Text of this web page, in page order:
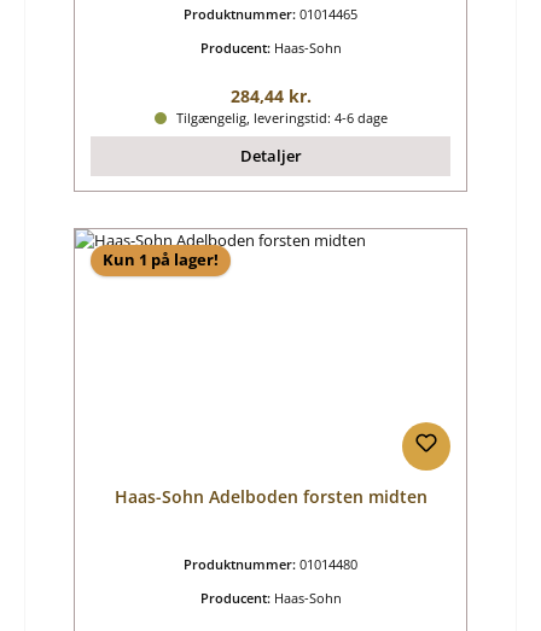
Produktnummer: 01014465
Producent: Haas-Sohn
Almindelig pris:
284,44 kr.
Tilgængelig, leveringstid: 4-6 dage
Detaljer
Kun 1 på lager!
Haas-Sohn Adelboden forsten midten
Produktnummer: 01014480
Producent: Haas-Sohn